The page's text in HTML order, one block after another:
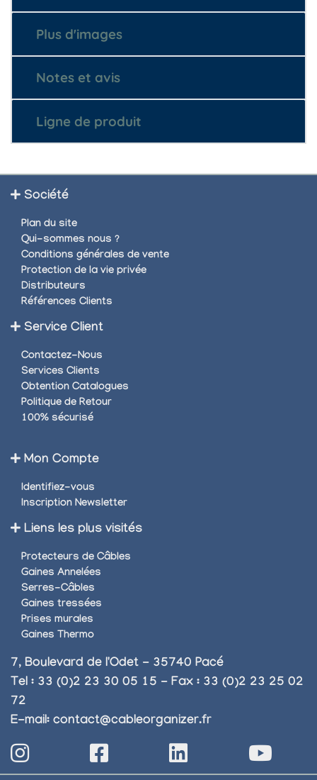
Plus d'images
Notes et avis
Ligne de produit
Société
Plan du site
Qui-sommes nous ?
Conditions générales de vente
Protection de la vie privée
Distributeurs
Références Clients
Service Client
Contactez-Nous
Services Clients
Obtention Catalogues
Politique de Retour
100% sécurisé
Mon Compte
Identifiez-vous
Inscription Newsletter
Liens les plus visités
Protecteurs de Câbles
Gaines Annelées
Serres-Câbles
Gaines tressées
Prises murales
Gaines Thermo
7, Boulevard de l'Odet - 35740 Pacé
Tel : 33 (0)2 23 30 05 15 - Fax : 33 (0)2 23 25 02
72
E-mail: contact@cableorganizer.fr